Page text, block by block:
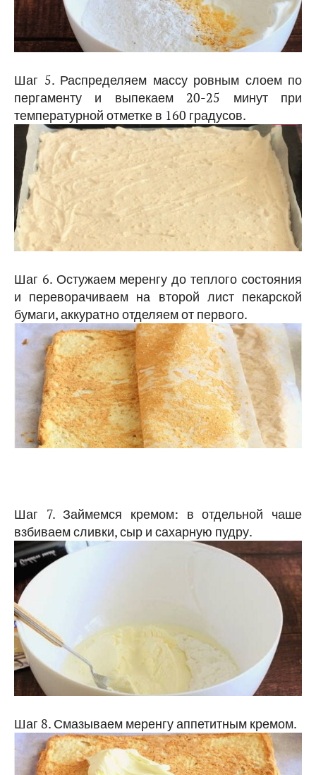
Шаг 5. Распределяем массу ровным слоем по
пергаменту и выпекаем 20-25 минут при
температурной отметке в 160 градусов.
Шаг 6. Остужаем меренгу до теплого состояния
и переворачиваем на второй лист пекарской
бумаги, аккуратно отделяем от первого.
Шаг 7. Займемся кремом: в отдельной чаше
взбиваем сливки, сыр и сахарную пудру.
Шаг 8. Смазываем меренгу аппетитным кремом.